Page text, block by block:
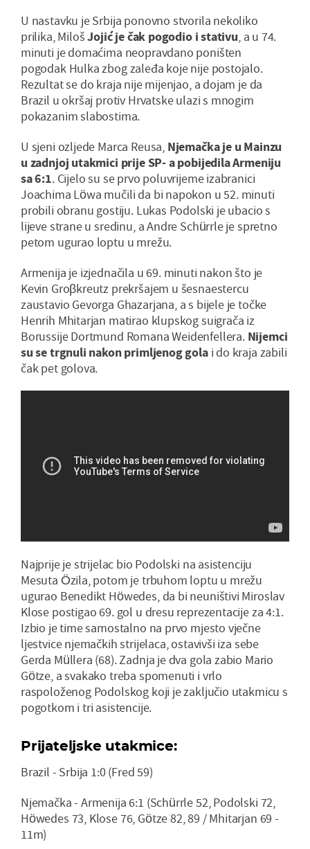
U nastavku je Srbija ponovno stvorila nekoliko
prilika, MilošJojić je čak pogodio i stativu, a u 74.
minuti je domaćima neopravdano poništen
pogodak Hulka zbog zaleđa koje nije postojalo.
Rezultat se do kraja nije mijenjao, a dojam je da
Brazil u okršaj protiv Hrvatske ulazi s mnogim
pokazanim slabostima.
U sjeni ozljede Marca Reusa, Njemačka je u Mainzu
u zadnjoj utakmici prije SP- a pobijedila Armeniju
sa 6:1. Cijelo su se prvo poluvrijeme izabranici
Joachima Löwa mučili da bi napokon u 52. minuti
probili obranu gostiju. Lukas Podolski je ubacio s
lijeve strane u sredinu, a Andre Schürrle je spretno
petom ugurao loptu u mrežu.
Armenija je izjednačila u 69. minuti nakon što je
Kevin Groβkreutz prekršajem u šesnaestercu
zaustavio Gevorga Ghazarjana, a s bijele je točke
Henrih Mhitarjan matirao klupskog suigrača iz
Borussije Dortmund Romana Weidenfellera. Nijemci
su se trgnuli nakon primljenog golai do kraja zabili
čak pet golova.
Najprije je strijelac bio Podolski na asistenciju
Mesuta Özila, potom je trbuhom loptu u mrežu
ugurao Benedikt Höwedes, da bi neuništivi Miroslav
Klose postigao 69. gol u dresu reprezentacije za 4:1.
Izbio je time samostalno na prvo mjesto vječne
ljestvice njemačkih strijelaca, ostavivši iza sebe
Gerda Müllera (68). Zadnja je dva gola zabio Mario
Götze, a svakako treba spomenuti i vrlo
raspoloženog Podolskog koji je zaključio utakmicu s
pogotkom i tri asistencije.
Prijateljske utakmice:
Brazil - Srbija 1:0 (Fred 59)
Njemačka - Armenija 6:1 (Schürrle 52, Podolski 72,
Höwedes 73, Klose 76, Götze 82, 89 / Mhitarjan 69 -
11m)